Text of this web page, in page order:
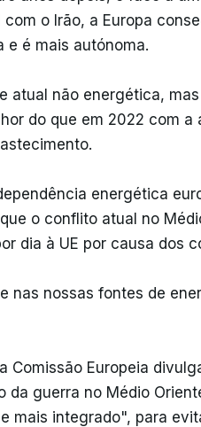
o Irão, a Europa
e é mais autónoma.
atual não energética,
do que em 2022 com
energética
o conflito atual no
dia à UE por causa dos
nas nossas fontes de
Comissão Europeia
guerra no Médio
mais integrado", para